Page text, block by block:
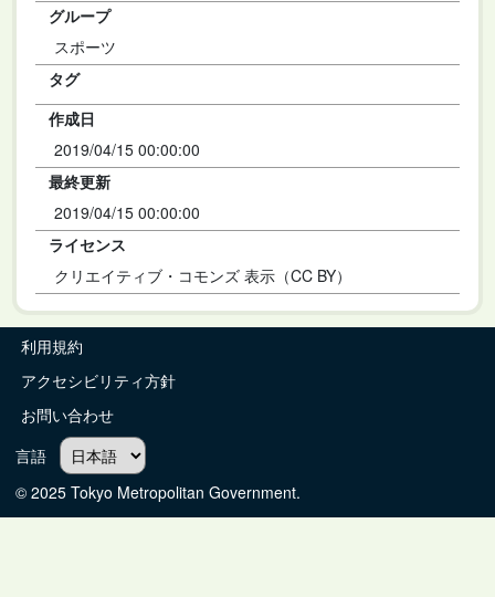
グループ
スポーツ
タグ
作成日
2019/04/15 00:00:00
最終更新
2019/04/15 00:00:00
ライセンス
クリエイティブ・コモンズ 表示（CC BY）
利用規約
アクセシビリティ方針
お問い合わせ
言語
© 2025 Tokyo Metropolitan Government.